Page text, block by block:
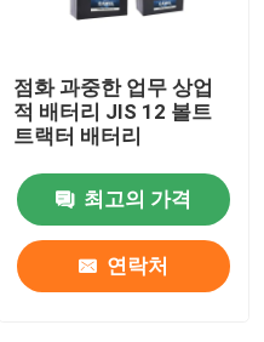
점화 과중한 업무 상업
적 배터리 JIS 12 볼트
트랙터 배터리
최고의 가격
연락처